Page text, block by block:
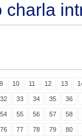
charla
9 10 11 12 13
32 33 34 35 36
54 55 56 57 58
76 77 78 79 80